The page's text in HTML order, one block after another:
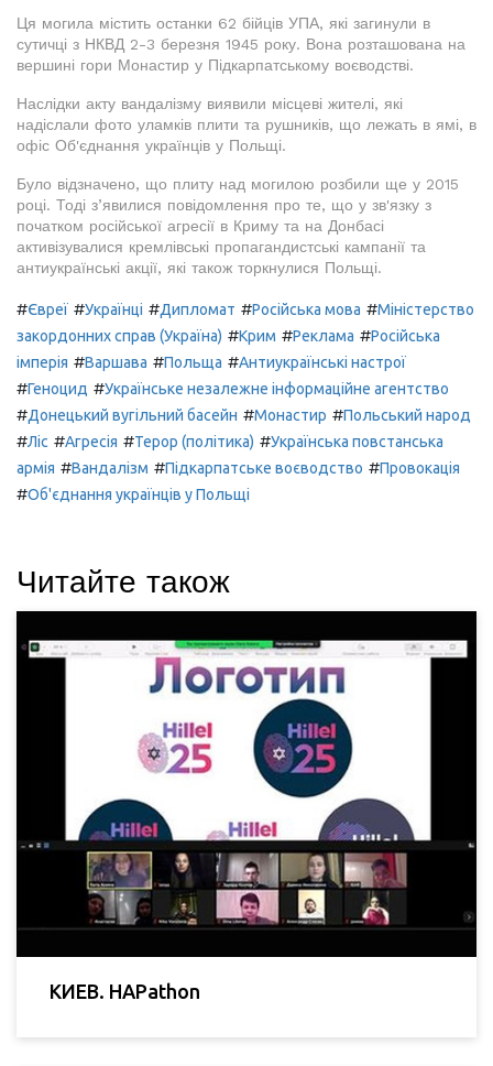
Ця могила містить останки 62 бійців УПА, які загинули в
сутичці з НКВД 2-3 березня 1945 року. Вона розташована на
вершині гори Монастир у Підкарпатському воєводстві.
Наслідки акту вандалізму виявили місцеві жителі, які
надіслали фото уламків плити та рушників, що лежать в ямі, в
офіс Об'єднання українців у Польщі.
Було відзначено, що плиту над могилою розбили ще у 2015
році. Тоді з’явилися повідомлення про те, що у зв'язку з
початком російської агресії в Криму та на Донбасі
активізувалися кремлівські пропагандистські кампанії та
антиукраїнські акції, які також торкнулися Польщі.
#Євреї #Українці #Дипломат #Російська мова #Міністерство
закордонних справ (Україна) #Крим #Реклама #Російська
імперія #Варшава #Польща #Антиукраїнські настрої
#Геноцид #Українське незалежне інформаційне агентство
#Донецький вугільний басейн #Монастир #Польський народ
#Ліс #Агресія #Терор (політика) #Українська повстанська
армія #Вандалізм #Підкарпатське воєводство #Провокація
#Об'єднання українців у Польщі
Читайте також
КИЕВ. HAPathon